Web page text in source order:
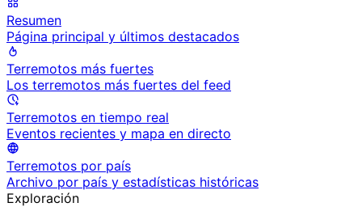
Resumen
Página principal y últimos destacados
Terremotos más fuertes
Los terremotos más fuertes del feed
Terremotos en tiempo real
Eventos recientes y mapa en directo
Terremotos por país
Archivo por país y estadísticas históricas
Exploración